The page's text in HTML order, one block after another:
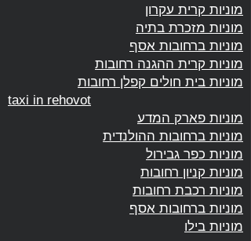
מוניות קרית עקרון
מוניות מזכרת בתיה
מוניות ברחובות אסף
מוניות קרית ההגנה רחובות
מוניות בית חולים קפלן רחובות
taxi in rehovot
מוניות פארק המדע
מוניות ברחובות ההולנדית
מוניות כפר גבירול
מוניות קניון רחובות
מוניות רכבת רחובות
מוניות ברחובות אסף
מוניות בילו